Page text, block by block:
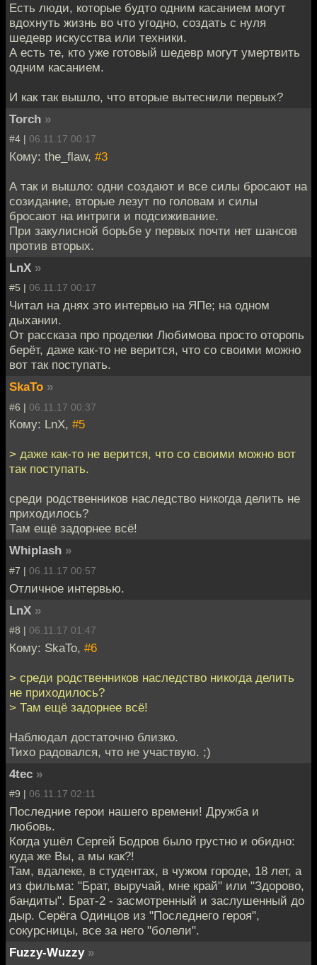
Есть люди, которые будто одним касанием могут
вдохнуть жизнь во что угодно, создать с нуля
шедевр искусства или техники.
А есть те, кто уже готовый шедевр могут умертвить
одним касанием.
И как так вышло, что вторые вытеснили первых?
Torch »
#4 | 06.11.17 00:17
Кому: the_flaw, #3
А так и вышло: одни создают и все силы бросают на
созидание, вторые лезут по головам и силы
бросают на интриги и подсиживание.
При закулисной борьбе у первых почти нет шансов
против вторых.
LnX »
#5 | 06.11.17 00:17
Читал на днях это интервью на ЯПе; на одном
дыхании.
От рассказа про проделки Любимова просто оторопь
берёт, даже как-то не верится, что со своими можно
вот так поступать.
SkaTo »
#6 | 06.11.17 00:37
Кому: LnX, #5
> даже как-то не верится, что со своими можно вот
так поступать.
среди родственников наследство никогда делить не
приходилось?
Там ещё задорнее всё!
Whiplash »
#7 | 06.11.17 00:57
Отличное интервью.
LnX »
#8 | 06.11.17 01:47
Кому: SkaTo, #6
> среди родственников наследство никогда делить
не приходилось?
> Там ещё задорнее всё!
Наблюдал достаточно близко.
Тихо радовался, что не участвую. ;)
4tec »
#9 | 06.11.17 02:11
Последние герои нашего времени! Дружба и
любовь.
Когда ушёл Сергей Бодров было грустно и обидно:
куда же Вы, а мы как?!
Там, вдалеке, в студентах, в чужом городе, 18 лет, а
из фильма: "Брат, выручай, мне край" или "Здорово,
бандиты". Брат-2 - засмотренный и заслушенный до
дыр. Серёга Одинцов из "Последнего героя",
сокурсницы, все за него "болели".
Fuzzy-Wuzzy »